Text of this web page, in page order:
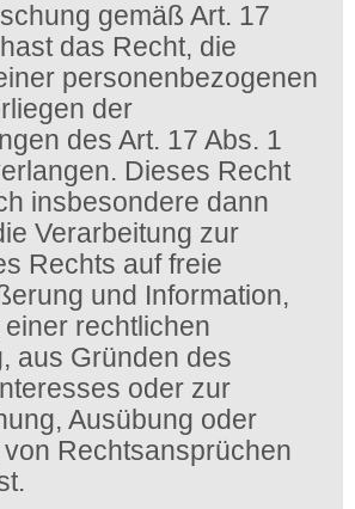
gemäß Art. 17
das Recht, die
personenbezogenen
der
des Art. 17 Abs. 1
Dieses Recht
insbesondere dann
Verarbeitung zur
Rechts auf freie
und Information,
rechtlichen
aus Gründen des
oder zur
Ausübung oder
Rechtsansprüchen